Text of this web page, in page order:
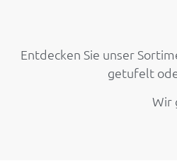
Entdecken Sie unser
getufelt
Wir